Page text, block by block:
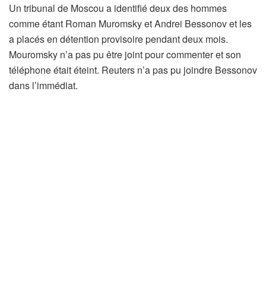
Un tribunal de Moscou a identifié deux des hommes
comme étant Roman Muromsky et Andrei Bessonov et les
a placés en détention provisoire pendant deux mois.
Mouromsky n’a pas pu être joint pour commenter et son
téléphone était éteint. Reuters n’a pas pu joindre Bessonov
dans l’immédiat.